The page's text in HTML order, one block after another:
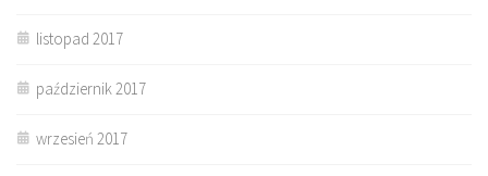
listopad 2017
październik 2017
wrzesień 2017